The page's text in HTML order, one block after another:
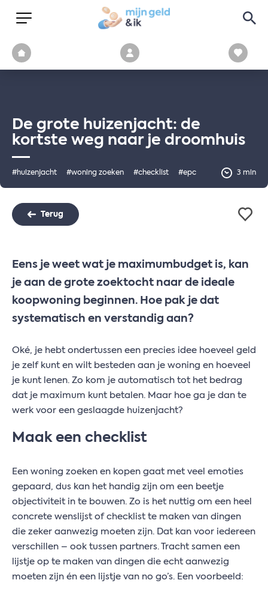
De grote huizenjacht: de
kortste weg naar je droomhuis
#huizenjacht #woning zoeken #checklist #epc 3 min
Terug
Eens je weet wat je maximumbudget is, kan
je aan de grote zoektocht naar de ideale
koopwoning beginnen. Hoe pak je dat
systematisch en verstandig aan?
Oké, je hebt ondertussen een precies idee hoeveel geld
je zelf kunt en wilt besteden aan je woning en hoeveel
je kunt lenen. Zo kom je automatisch tot het bedrag
dat je maximum kunt betalen. Maar hoe ga je dan te
werk voor een geslaagde huizenjacht?
Maak een checklist
Een woning zoeken en kopen gaat met veel emoties
gepaard, dus kan het handig zijn om een beetje
objectiviteit in te bouwen. Zo is het nuttig om een heel
concrete wenslijst of checklist te maken van dingen
die zeker aanwezig moeten zijn. Dat kan voor iedereen
verschillen – ook tussen partners. Tracht samen een
lijstje op te maken van dingen die echt aanwezig
moeten zijn én een lijstje van no go’s. Een voorbeeld: